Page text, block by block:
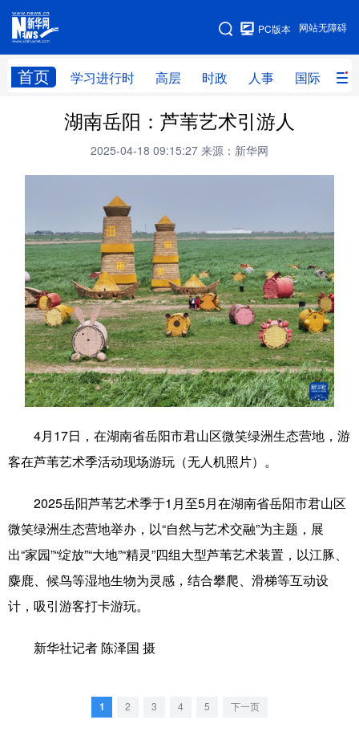
网站无障碍
PC版本
首页 学习进行时 高层 时政 人事 国际 财
网站地图
学习进行时 高层 时政
财经 网评
科创
文化 书画 健康 军事
访谈 视频 图片 政务
法律 中央文件 金融 汽车
食品 人居 信息化 数字经济
学术中国 乡村振兴 银龄 溯源中国
彩票 娱乐 时尚
文化产业
地方频道
辽宁 吉林
湖南岳阳：芦苇艺术引游人
2025-04-18 09:15:27 来源：新华网
4月17日，在湖南省岳阳市君山区微笑绿洲生态营地，游
客在芦苇艺术季活动现场游玩（无人机照片）。
2025岳阳芦苇艺术季于1月至5月在湖南省岳阳市君山区
微笑绿洲生态营地举办，以“自然与艺术交融”为主题，展
出“家园”“绽放”“大地”“精灵”四组大型芦苇艺术装置，以江豚、
麋鹿、候鸟等湿地生物为灵感，结合攀爬、滑梯等互动设
计，吸引游客打卡游玩。
新华社记者 陈泽国 摄
1 2 3 4 5 下一页